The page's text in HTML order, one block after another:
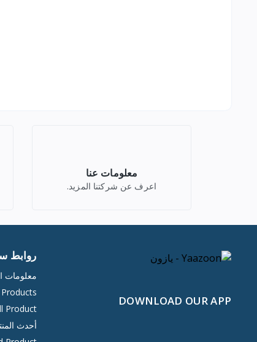
معلومات عنا
اعرف عن شركتنا المزيد.
DOWNLOAD OUR APP
روابط
معلومات
Product
أحدث